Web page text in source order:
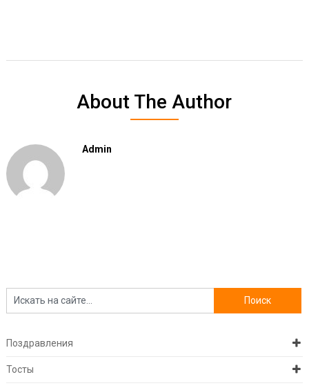
About The Author
Admin
Поздравления
Тосты